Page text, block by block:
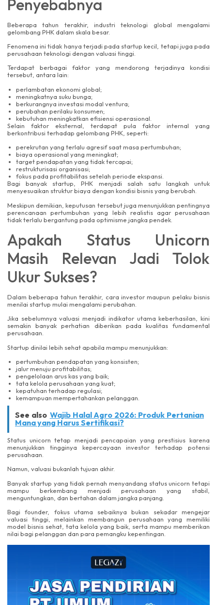
Penyebabnya
Beberapa tahun terakhir, industri teknologi global mengalami
gelombang PHK dalam skala besar.
Fenomena ini tidak hanya terjadi pada startup kecil, tetapi juga pada
perusahaan teknologi dengan valuasi tinggi.
Terdapat berbagai faktor yang mendorong terjadinya kondisi
tersebut, antara lain:
perlambatan ekonomi global;
meningkatnya suku bunga;
berkurangnya investasi modal ventura;
perubahan perilaku konsumen;
kebutuhan meningkatkan efisiensi operasional.
Selain faktor eksternal, terdapat pula faktor internal yang
berkontribusi terhadap gelombang PHK, seperti:
perekrutan yang terlalu agresif saat masa pertumbuhan;
biaya operasional yang meningkat;
target pendapatan yang tidak tercapai;
restrukturisasi organisasi;
fokus pada profitabilitas setelah periode ekspansi.
Bagi banyak startup, PHK menjadi salah satu langkah untuk
menyesuaikan struktur biaya dengan kondisi bisnis yang berubah.
Meskipun demikian, keputusan tersebut juga menunjukkan pentingnya
perencanaan pertumbuhan yang lebih realistis agar perusahaan
tidak terlalu bergantung pada optimisme jangka pendek.
Apakah Status Unicorn
Masih Relevan Jadi Tolok
Ukur Sukses?
Dalam beberapa tahun terakhir, cara investor maupun pelaku bisnis
menilai startup mulai mengalami perubahan.
Jika sebelumnya valuasi menjadi indikator utama keberhasilan, kini
semakin banyak perhatian diberikan pada kualitas fundamental
perusahaan.
Startup dinilai lebih sehat apabila mampu menunjukkan:
pertumbuhan pendapatan yang konsisten;
jalur menuju profitabilitas;
pengelolaan arus kas yang baik;
tata kelola perusahaan yang kuat;
kepatuhan terhadap regulasi;
kemampuan mempertahankan pelanggan.
See also Wajib Halal Agro 2026: Produk Pertanian
Mana yang Harus Sertifikasi?
Status unicorn tetap menjadi pencapaian yang prestisius karena
menunjukkan tingginya kepercayaan investor terhadap potensi
perusahaan.
Namun, valuasi bukanlah tujuan akhir.
Banyak startup yang tidak pernah menyandang status unicorn tetapi
mampu berkembang menjadi perusahaan yang stabil,
menguntungkan, dan bertahan dalam jangka panjang.
Bagi founder, fokus utama sebaiknya bukan sekadar mengejar
valuasi tinggi, melainkan membangun perusahaan yang memiliki
model bisnis sehat, tata kelola yang baik, serta mampu memberikan
nilai bagi pelanggan dan para pemangku kepentingan.